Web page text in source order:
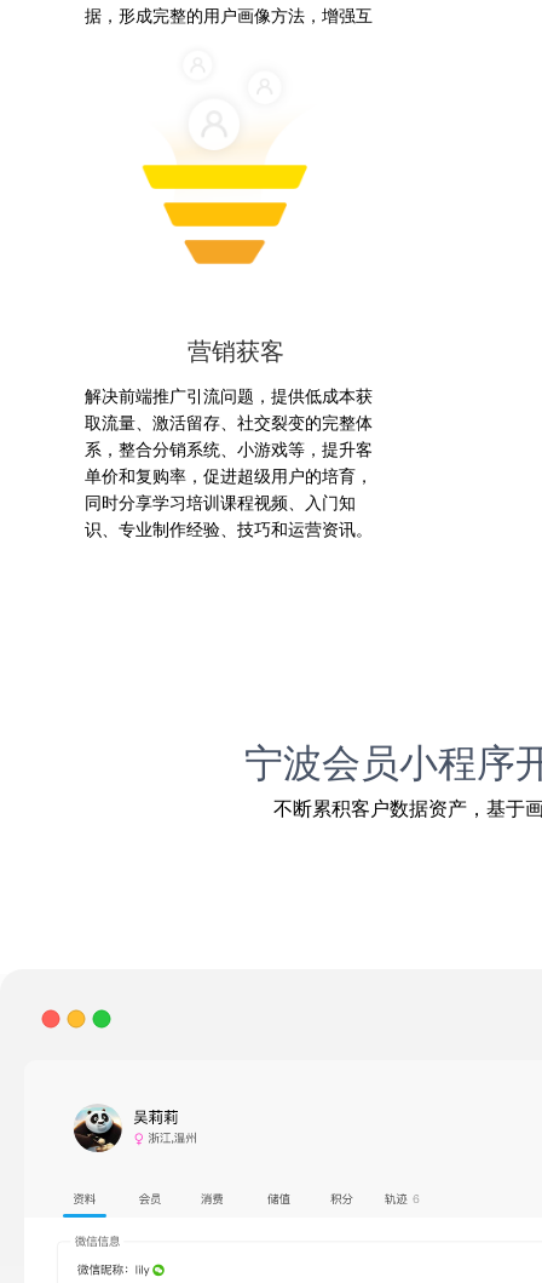
据，形成完整的用户画像方法，增强互
营销获客
解决前端推广引流问题，提供低成本获
取流量、激活留存、社交裂变的完整体
系，整合分销系统、小游戏等，提升客
单价和复购率，促进超级用户的培育，
同时分享学习培训课程视频、入门知
识、专业制作经验、技巧和运营资讯。
宁波会员小程序
不断累积客户数据资产，基于